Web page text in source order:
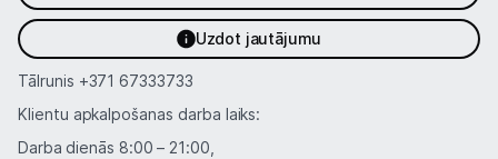
Uzdot jautājumu
Tālrunis +371 67333733
Klientu apkalpošanas darba laiks:
Darba dienās 8:00 – 21:00,